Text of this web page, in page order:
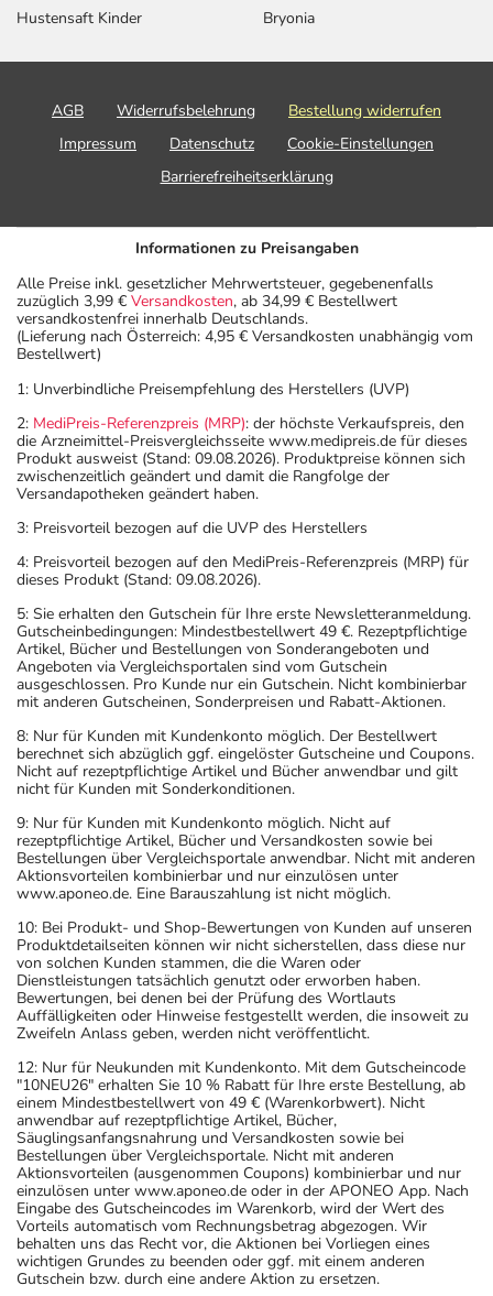
Hustensaft Kinder
Bryonia
AGB Widerrufsbelehrung
Bestellung widerrufen
Impressum
Datenschutz
Cookie-Einstellungen
Barrierefreiheitserklärung
Informationen zu Preisangaben
Alle Preise inkl. gesetzlicher Mehrwertsteuer, gegebenenfalls
zuzüglich 3,99 € Versandkosten, ab 34,99 € Bestellwert
versandkostenfrei innerhalb Deutschlands.
(Lieferung nach Österreich: 4,95 € Versandkosten unabhängig vom
Bestellwert)
1: Unverbindliche Preisempfehlung des Herstellers (UVP)
2: MediPreis-Referenzpreis (MRP): der höchste Verkaufspreis, den
die Arzneimittel-Preisvergleichsseite www.medipreis.de für dieses
Produkt ausweist (Stand: 09.08.2026). Produktpreise können sich
zwischenzeitlich geändert und damit die Rangfolge der
Versandapotheken geändert haben.
3: Preisvorteil bezogen auf die UVP des Herstellers
4: Preisvorteil bezogen auf den MediPreis-Referenzpreis (MRP) für
dieses Produkt (Stand: 09.08.2026).
5: Sie erhalten den Gutschein für Ihre erste Newsletteranmeldung.
Gutscheinbedingungen: Mindestbestellwert 49 €. Rezeptpflichtige
Artikel, Bücher und Bestellungen von Sonderangeboten und
Angeboten via Vergleichsportalen sind vom Gutschein
ausgeschlossen. Pro Kunde nur ein Gutschein. Nicht kombinierbar
mit anderen Gutscheinen, Sonderpreisen und Rabatt-Aktionen.
8: Nur für Kunden mit Kundenkonto möglich. Der Bestellwert
berechnet sich abzüglich ggf. eingelöster Gutscheine und Coupons.
Nicht auf rezeptpflichtige Artikel und Bücher anwendbar und gilt
nicht für Kunden mit Sonderkonditionen.
9: Nur für Kunden mit Kundenkonto möglich. Nicht auf
rezeptpflichtige Artikel, Bücher und Versandkosten sowie bei
Bestellungen über Vergleichsportale anwendbar. Nicht mit anderen
Aktionsvorteilen kombinierbar und nur einzulösen unter
www.aponeo.de. Eine Barauszahlung ist nicht möglich.
10: Bei Produkt- und Shop-Bewertungen von Kunden auf unseren
Produktdetailseiten können wir nicht sicherstellen, dass diese nur
von solchen Kunden stammen, die die Waren oder
Dienstleistungen tatsächlich genutzt oder erworben haben.
Bewertungen, bei denen bei der Prüfung des Wortlauts
Auffälligkeiten oder Hinweise festgestellt werden, die insoweit zu
Zweifeln Anlass geben, werden nicht veröffentlicht.
12: Nur für Neukunden mit Kundenkonto. Mit dem Gutscheincode
"10NEU26" erhalten Sie 10 % Rabatt für Ihre erste Bestellung, ab
einem Mindestbestellwert von 49 € (Warenkorbwert). Nicht
anwendbar auf rezeptpflichtige Artikel, Bücher,
Säuglingsanfangsnahrung und Versandkosten sowie bei
Bestellungen über Vergleichsportale. Nicht mit anderen
Aktionsvorteilen (ausgenommen Coupons) kombinierbar und nur
einzulösen unter www.aponeo.de oder in der APONEO App. Nach
Eingabe des Gutscheincodes im Warenkorb, wird der Wert des
Vorteils automatisch vom Rechnungsbetrag abgezogen. Wir
behalten uns das Recht vor, die Aktionen bei Vorliegen eines
wichtigen Grundes zu beenden oder ggf. mit einem anderen
Gutschein bzw. durch eine andere Aktion zu ersetzen.